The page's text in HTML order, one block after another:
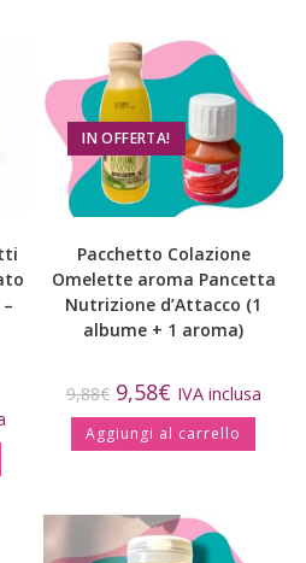
IN OFFERTA!
Pacchetto Colazione
Omelette aroma Pancetta
Nutrizione d’Attacco (1
albume + 1 aroma)
9,88€ 9,58€ IVA inclusa
Aggiungi al carrello